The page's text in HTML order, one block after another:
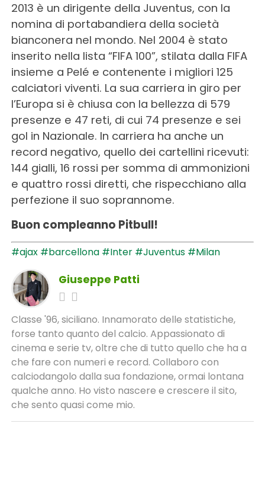
2013 è un dirigente della Juventus, con la
nomina di portabandiera della società
bianconera nel mondo. Nel 2004 è stato
inserito nella lista “FIFA 100”, stilata dalla FIFA
insieme a Pelé e contenente i migliori 125
calciatori viventi. La sua carriera in giro per
l’Europa si è chiusa con la bellezza di 579
presenze e 47 reti, di cui 74 presenze e sei
gol in Nazionale. In carriera ha anche un
record negativo, quello dei cartellini ricevuti:
144 gialli, 16 rossi per somma di ammonizioni
e quattro rossi diretti, che rispecchiano alla
perfezione il suo soprannome.
Buon compleanno Pitbull!
#ajax #barcellona #Inter #Juventus #Milan
Giuseppe Patti
Classe '96, siciliano. Innamorato delle statistiche,
forse tanto quanto del calcio. Appassionato di
cinema e serie tv, oltre che di tutto quello che ha a
che fare con numeri e record. Collaboro con
calciodangolo dalla sua fondazione, ormai lontana
qualche anno. Ho visto nascere e crescere il sito,
che sento quasi come mio.